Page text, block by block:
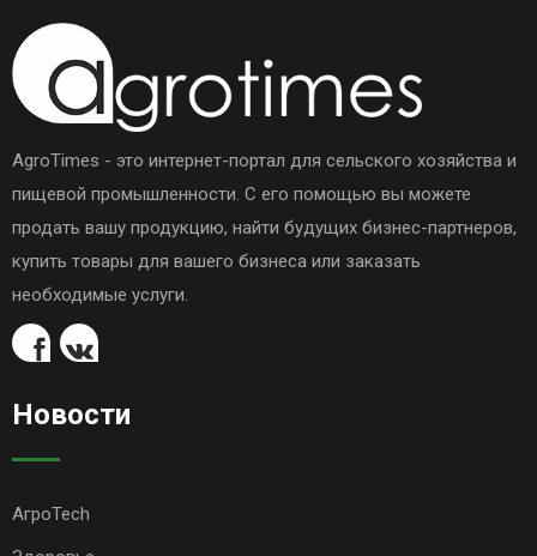
AgroTimes - это интернет-портал для сельского хозяйства и
пищевой промышленности. С его помощью вы можете
продать вашу продукцию, найти будущих бизнес-партнеров,
купить товары для вашего бизнеса или заказать
необходимые услуги.
Новости
АгроTech